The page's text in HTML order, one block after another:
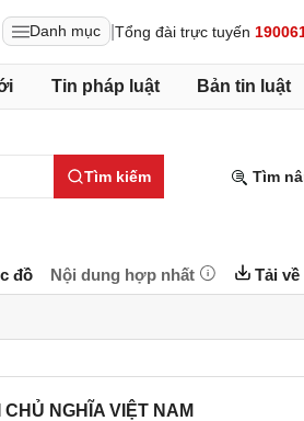
Danh mục Tổng đài trực tuyến
Tin pháp luật Bản tin luật
Tìm kiếm Tìm
đồ Nội dung hợp nhất Tải về
NGHĨA VIỆT NAM